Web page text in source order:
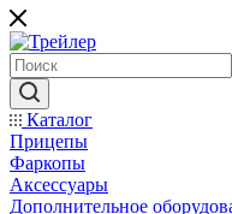
Каталог
Прицепы
Фаркопы
Аксессуары
Дополнительное